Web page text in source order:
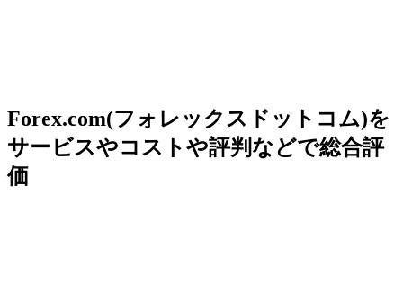
Forex.com(フォレックスドットコム)を
サービスやコストや評判などで総合評
価